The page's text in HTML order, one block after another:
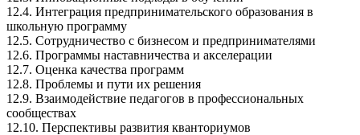
12.4. Интеграция предпринимательского образования в
школьную программу
12.5. Сотрудничество с бизнесом и предпринимателями
12.6. Программы наставничества и акселерации
12.7. Оценка качества программ
12.8. Проблемы и пути их решения
12.9. Взаимодействие педагогов в профессиональных
сообществах
12.10. Перспективы развития кванториумов